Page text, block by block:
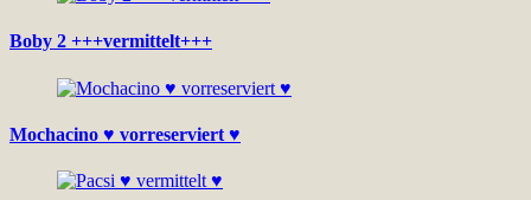
Boby 2 +++vermittelt+++
Mochacino ♥ vorreserviert ♥